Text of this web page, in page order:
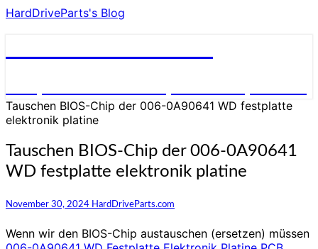
HardDriveParts's Blog
Tauschen BIOS-Chip der 006-0A90641 WD festplatte
elektronik platine
Tauschen BIOS-Chip der 006-0A90641
WD festplatte elektronik platine
November 30, 2024 HardDriveParts.com
Wenn wir den BIOS-Chip austauschen (ersetzen) müssen